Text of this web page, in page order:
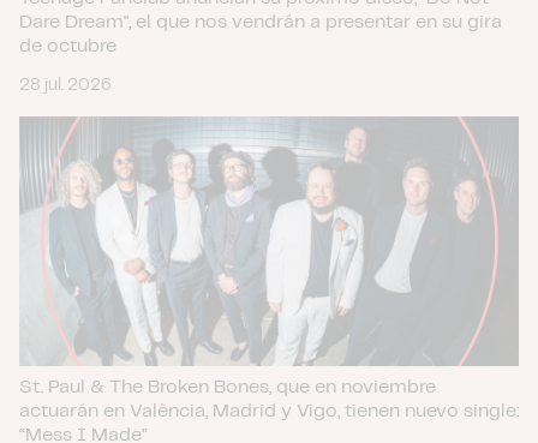
Dare Dream", el que nos vendrán a presentar en su gira
de octubre
28 jul. 2026
St. Paul & The Broken Bones, que en noviembre
actuarán en València, Madrid y Vigo, tienen nuevo single:
“Mess I Made”